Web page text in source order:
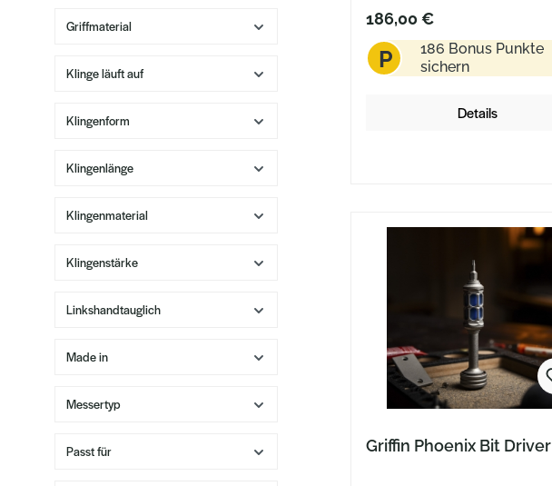
Griffmaterial
Klinge läuft auf
Klingenform
Klingenlänge
Klingenmaterial
Klingenstärke
Linkshandtauglich
Made in
Messertyp
Passt für
186,00 €
P
186 Bonus Punkte
sichern
Details
Griffin Phoenix Bit Driver